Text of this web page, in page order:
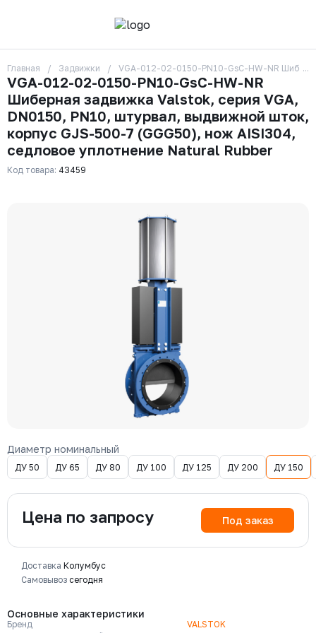
О компании
Контакты
Бренды
Отзывы
Сотрудники
Вакансии
Доставка
Оплата
zakaz325@ks-rus.com
Email для связи
Одинцово, Внуковская 9, пав. 31
Главная Задвижки VGA-012-02-0150-PN10-GsC-HW-NR
VGA-012-02-0150-PN10-GsC-HW-NR
Шиберная задвижка Valstok, серия VGA,
DN0150, PN10, штурвал, выдвижной шток,
корпус GJS-500-7 (GGG50), нож AISI304,
седловое уплотнение Natural Rubber
Код товара: 43459
Диаметр номинальный
ДУ 50 ДУ 65 ДУ 80 ДУ 100 ДУ 125 ДУ 200 ДУ 150
Основные характеристики
Бренд
VALSTOK
Цена по запросу Под заказ
Доставка Колумбус
Самовывоз сегодня